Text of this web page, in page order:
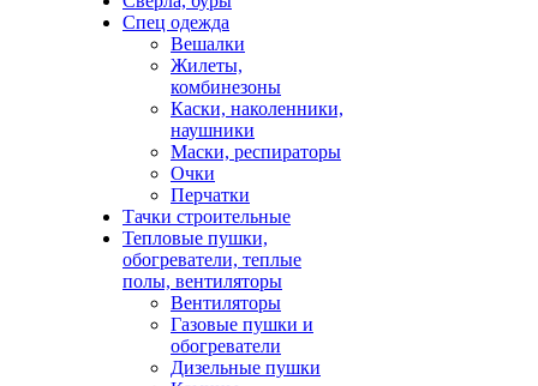
Спец одежда
Вешалки
Жилеты,
комбинезоны
Каски, наколенники,
наушники
Маски, респираторы
Очки
Перчатки
Тачки строительные
Тепловые пушки,
обогреватели, теплые
полы, вентиляторы
Вентиляторы
Газовые пушки и
обогреватели
Дизельные пушки